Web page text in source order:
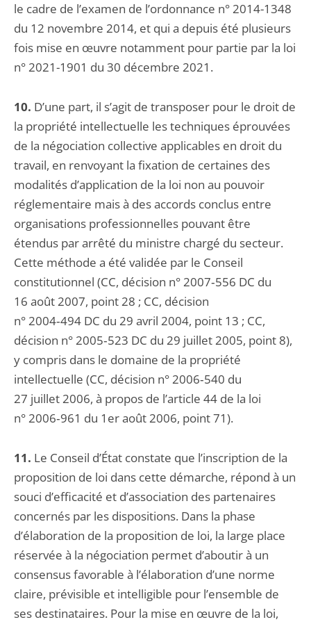
le cadre de l’examen de l’ordonnance n° 2014-1348
du 12 novembre 2014, et qui a depuis été plusieurs
fois mise en œuvre notamment pour partie par la loi
n° 2021-1901 du 30 décembre 2021.
10. D’une part, il s’agit de transposer pour le droit de
la propriété intellectuelle les techniques éprouvées
de la négociation collective applicables en droit du
travail, en renvoyant la fixation de certaines des
modalités d’application de la loi non au pouvoir
réglementaire mais à des accords conclus entre
organisations professionnelles pouvant être
étendus par arrêté du ministre chargé du secteur.
Cette méthode a été validée par le Conseil
constitutionnel (CC, décision n° 2007‑556 DC du
16 août 2007, point 28 ; CC, décision
n° 2004‑494 DC du 29 avril 2004, point 13 ; CC,
décision n° 2005‑523 DC du 29 juillet 2005, point 8),
y compris dans le domaine de la propriété
intellectuelle (CC, décision n° 2006‑540 du
27 juillet 2006, à propos de l’article 44 de la loi
n° 2006‑961 du 1er août 2006, point 71).
11. Le Conseil d’État constate que l’inscription de la
proposition de loi dans cette démarche, répond à un
souci d’efficacité et d’association des partenaires
concernés par les dispositions. Dans la phase
d’élaboration de la proposition de loi, la large place
réservée à la négociation permet d’aboutir à un
consensus favorable à l’élaboration d’une norme
claire, prévisible et intelligible pour l’ensemble de
ses destinataires. Pour la mise en œuvre de la loi,